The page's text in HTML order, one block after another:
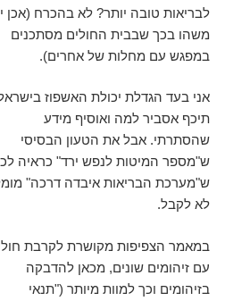
לבריאות טובה יותר? לא בהכרח (אכן
משהו בכך שבבית החולים מסתכנים
במפגש עם מחלות של אחרים).
אני בעד הגדלת יכולת האשפוז
תיכף אסביר למה ואוסיף מידע
שהסתרתי. אבל את הטעון הבסיסי
ש"מספר המיטות לנפש ירד" כראיה
ש"מערכת הבריאות איבדה דרכה"
לא לקבל.
במאמר הצפיפות מקושרת לקרבת
עם זיהומים שונים, מכאן להדבקה
בזיהומים וכך למוות מיותר ("תנאי